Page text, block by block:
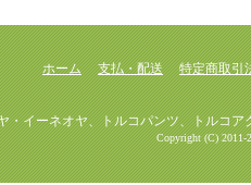
ホーム 支払・配送 特定商取引
ネオヤ、トルコパンツ、トルコアク
Copyright (C) 2011-